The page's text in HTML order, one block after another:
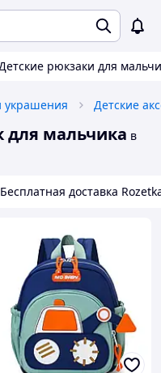
рюкзаки для
украшения Детские
для мальчика в
Бесплатная доставка